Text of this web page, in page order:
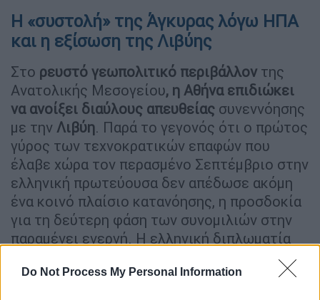
Do Not Process My Personal Information
Η «συστολή» της Άγκυρας λόγω ΗΠΑ
και η εξίσωση της Λιβύης
Στο ρευστό γεωπολιτικό περιβάλλον της
Ανατολικής Μεσογείου, η Αθήνα επιδιώκει
να ανοίξει διαύλους απευθείας συνεννόησης
με την Λιβύη. Παρά το γεγονός ότι ο πρώτος
γύρος των τεχνοκρατικών επαφών που
έλαβε χώρα τον περασμένο Σεπτέμβριο στην
ελληνική πρωτεύουσα δεν απέδωσε ακόμη
ένα κοινό πλαίσιο κατανόησης, η προσδοκία
για τη δεύτερη φάση των συνομιλιών στην
παραμένει ενεργή. Η ελληνική διπλωματία
επιχειρεί να αποδομήσει την επιρροή του
τουρκολιβυκού μνημονίου μέσω της